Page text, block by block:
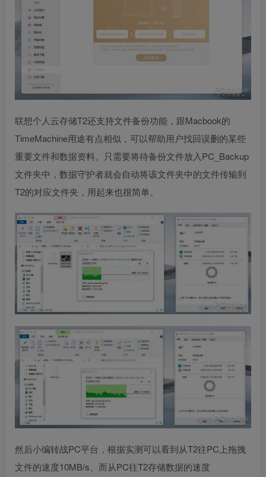
联想个人云存储T2还支持文件备份功能，跟Macbook的
TimeMachine用途有点相似，可以帮助用户找回误删的某些
重要文件和数据资料。只需要将待备份文件放入PC_Backup
文件夹中，数据守护者就会自动将该文件夹中的文件传输到
T2的对应文件夹，用起来也很简单。
然后小编转战PC平台，根据实测可以看到从T2往PC上拖拽
文件的速度10MB/s、而从PC往T2存储数据的速度